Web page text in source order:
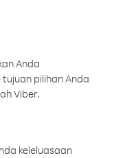
Anda
pilihan Anda
Viber.
keleluasaan